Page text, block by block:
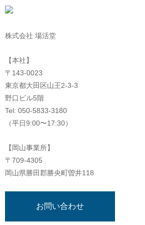
株式会社 場活堂
【本社】
〒143-0023
東京都大田区山王2-3-3
野口ビル5階
Tel: 050-5833-3180
（平日9:00〜17:30）
【岡山事業所】
〒709-4305
岡山県勝田郡勝央町曽井118
お問い合わせ